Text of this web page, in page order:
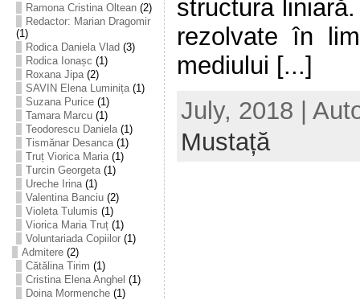
Ramona Cristina Oltean(2)
Redactor: Marian Dragomir
(1)
Rodica Daniela Vlad (3)
Rodica Ionașc (1)
Roxana Jipa(2)
SAVIN Elena Luminița(1)
Suzana Purice(1)
Tamara Marcu(1)
Teodorescu Daniela(1)
Tismănar Desanca(1)
Truț Viorica Maria(1)
Turcin Georgeta(1)
Ureche Irina(1)
Valentina Banciu(2)
Violeta Tulumis (1)
Viorica Maria Truț(1)
Voluntariada Copiilor(1)
Admitere(2)
Cătălina Tirim (1)
Cristina Elena Anghel (1)
Doina Mormenche(1)
structura
rezolvate în
mediului [...]
July, 2018 |
Mustață